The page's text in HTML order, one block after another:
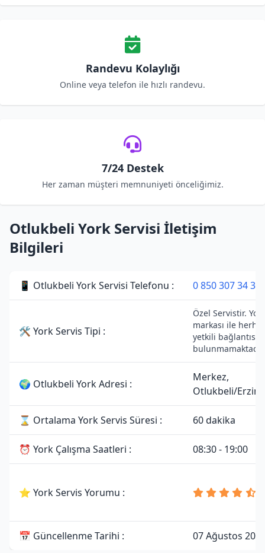
Randevu Kolaylığı
Online veya telefon ile hızlı randevu.
7/24 Destek
Her zaman müşteri memnuniyeti önceliğimiz.
Otlukbeli York Servisi İletişim
Bilgileri
📱 Otlukbeli York Servisi Telefonu : 0 850 307 34 38
🛠 York Servis Tipi :
Özel Servistir. York
markası ile
yetkili bağlantısı
bulunmamaktadır.
🌍 Otlukbeli York Adresi :
Merkez,
Otlukbeli/
⌛ Ortalama York Servis Süresi : 60 dakika
⏰ York Çalışma Saatleri : 08:30 - 19:00
⭐ York Servis Yorumu :
📅 Güncellenme Tarihi : 07 Ağustos